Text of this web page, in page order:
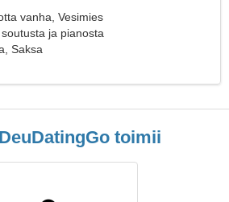
vanha, Vesimies
ja pianosta
Saksa
toimii